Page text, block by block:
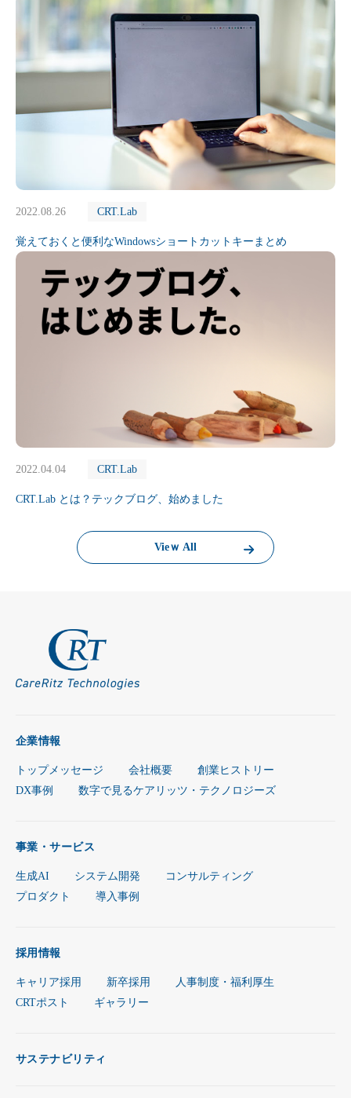
2022.08.26 CRT.Lab
覚えておくと便利なWindowsショートカットキーまとめ
2022.04.04 CRT.Lab
CRT.Lab とは？テックブログ、始めました
Vieｗ All
企業情報
トップメッセージ 会社概要
創業ヒストリー
DX事例
数字で見るケアリッツ・テクノロジーズ
事業・サービス
生成AI システム開発
コンサルティング
プロダクト
導入事例
採用情報
キャリア採用 新卒採用
人事制度・福利厚生
CRTポスト
ギャラリー
サステナビリティ